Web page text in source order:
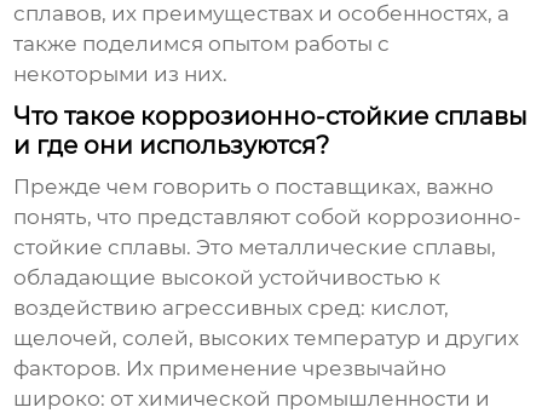
сплавов, их преимуществах и особенностях, а
также поделимся опытом работы с
некоторыми из них.
Что такое коррозионно-стойкие сплавы
и где они используются?
Прежде чем говорить о поставщиках, важно
понять, что представляют собой коррозионно-
стойкие сплавы. Это металлические сплавы,
обладающие высокой устойчивостью к
воздействию агрессивных сред: кислот,
щелочей, солей, высоких температур и других
факторов. Их применение чрезвычайно
широко: от химической промышленности и